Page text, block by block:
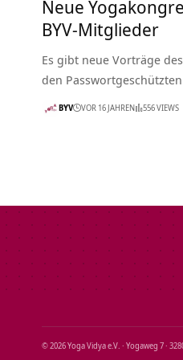
Neue
BYV-Mitglieder
Es gibt neue Vorträge
den
BYV VOR 16 JAHREN 556 VIEWS
© 2026 Yoga Vidya e.V. · Yogaweg 7 ·